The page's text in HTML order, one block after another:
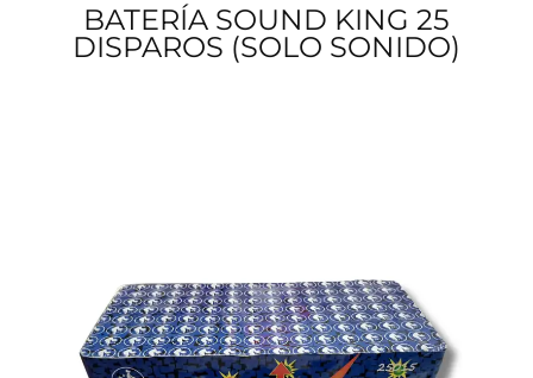
BATERÍA SOUND KING 25
DISPAROS (SOLO SONIDO)